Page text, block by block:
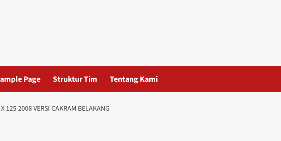
Page Struktur Tim Tentang Kami
125 2008 VERSI CAKRAM BELAKANG